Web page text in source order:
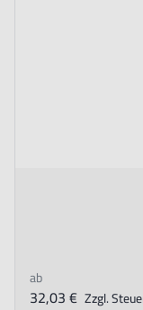
The price
ab
32,03 € Zzgl.